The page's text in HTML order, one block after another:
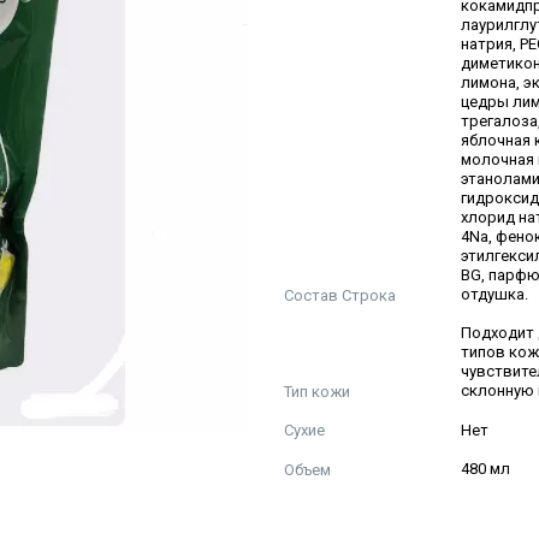
Состав Строка
натрия,
лимона,
цедры
яблочная
молочная
хлорид
4Na,
BG,
отдушка.
Тип кожи
Подходит
типов
склонную
Сухие Нет
Объем 480 мл